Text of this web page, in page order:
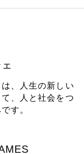
、人生の新しい
、人と社会をつ
す。